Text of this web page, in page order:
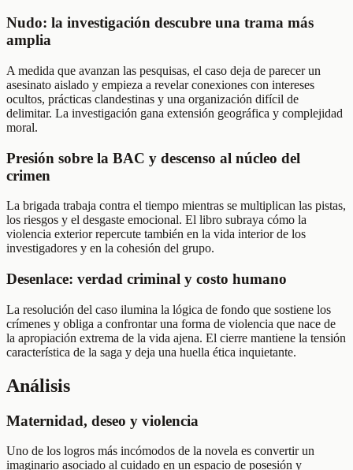
Nudo: la investigación descubre una trama más
amplia
A medida que avanzan las pesquisas, el caso deja de parecer un
asesinato aislado y empieza a revelar conexiones con intereses
ocultos, prácticas clandestinas y una organización difícil de
delimitar. La investigación gana extensión geográfica y complejidad
moral.
Presión sobre la BAC y descenso al núcleo del
crimen
La brigada trabaja contra el tiempo mientras se multiplican las pistas,
los riesgos y el desgaste emocional. El libro subraya cómo la
violencia exterior repercute también en la vida interior de los
investigadores y en la cohesión del grupo.
Desenlace: verdad criminal y costo humano
La resolución del caso ilumina la lógica de fondo que sostiene los
crímenes y obliga a confrontar una forma de violencia que nace de
la apropiación extrema de la vida ajena. El cierre mantiene la tensión
característica de la saga y deja una huella ética inquietante.
Análisis
Maternidad, deseo y violencia
Uno de los logros más incómodos de la novela es convertir un
imaginario asociado al cuidado en un espacio de posesión y